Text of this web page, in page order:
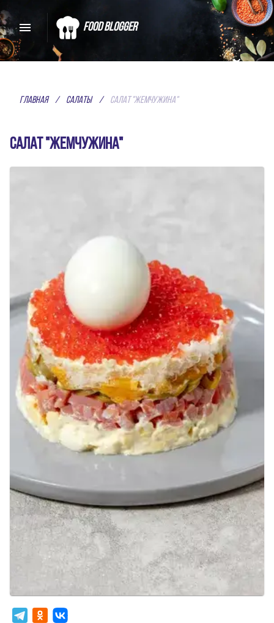
Food Blogger
ЕДЕ
ЛУЧШИЕ РЕЦЕПТЫ СПЕЦИАЛЬНО
Главная / Салаты / Салат "Жемчужина"
Салат "Жемчужина"